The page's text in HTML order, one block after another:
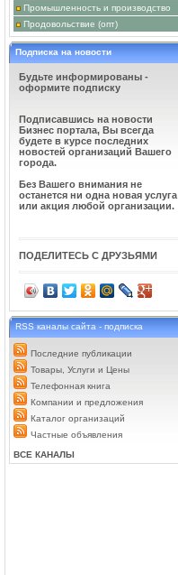
Промышленность и производство
Продовольствие (опт)
Подписка на новости
Будьте информированы -
оформите подписку
Подписавшись на новости
Бизнес портала, Вы всегда
будете в курсе последних
новостей организаций Вашего
города.
Без Вашего внимания не
останется ни одна новая услуга
или акция любой организации.
ПОДЕЛИТЕСЬ С ДРУЗЬЯМИ
RSS каналы сайта - подписка
Последние публикации
Товары, Услуги и Цены
Телефонная книга
Компании и предложения
Каталог организаций
Частные объявления
ВСЕ КАНАЛЫ